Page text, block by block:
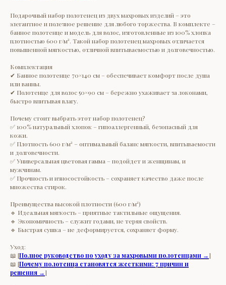
Подарочный набор полотенец из двух махровых изделий – это
элегантное и полезное решение для любого торжества. В комплекте –
банное полотенце и модель для волос, изготовленные из 100% хлопка
плотностью 600 г/м². Такой набор полотенец махровых отличается
повышенной мягкостью, отличной впитываемостью и долговечностью.
Комплектация
✔ Банное полотенце 70×140 см – обеспечивает комфорт после душа
или ванны.
✔ Полотенце для волос 50×90 см – бережно ухаживает за локонами,
быстро впитывая влагу.
Почему стоит выбрать этот набор полотенец?
✅ 100% натуральный хлопок – гипоаллергенный, безопасный для
кожи.
✅ Плотность 600 г/м² – оптимальный баланс мягкости, впитываемости
и долговечности.
✅ Универсальная цветовая гамма – подойдет и женщинам, и
мужчинам.
✅ Прочность и износостойкость – сохраняет качество даже после
множества стирок.
Преимущества высокой плотности (600 г/м²)
🔹 Идеальная мягкость – приятные тактильные ощущения.
🔹 Экономичность – служит годами, не теряя свойств.
🔹 Быстрая сушка – не деформируется, сохраняет форму.
Уход:
📖 [Полное руководство по уходу за махровыми полотенцами →]
📖 [Почему полотенца становятся жесткими: 7 причин и
решения →]